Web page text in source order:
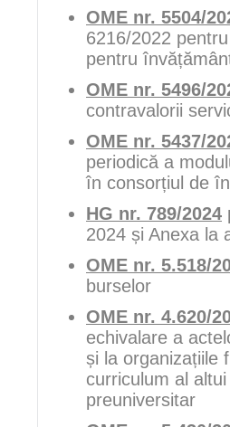
OME nr. 5504/
6216/2022
pentru
OME nr. 5496/
contravalorii
OME nr. 5437/
periodică a
în consorțiul de
HG nr. 789/2024
2024 și Anexa la
OME nr. 5.518/
burselor
OME nr. 4.620/
echivalare a
și la organizațiile
curriculum al
preuniversitar